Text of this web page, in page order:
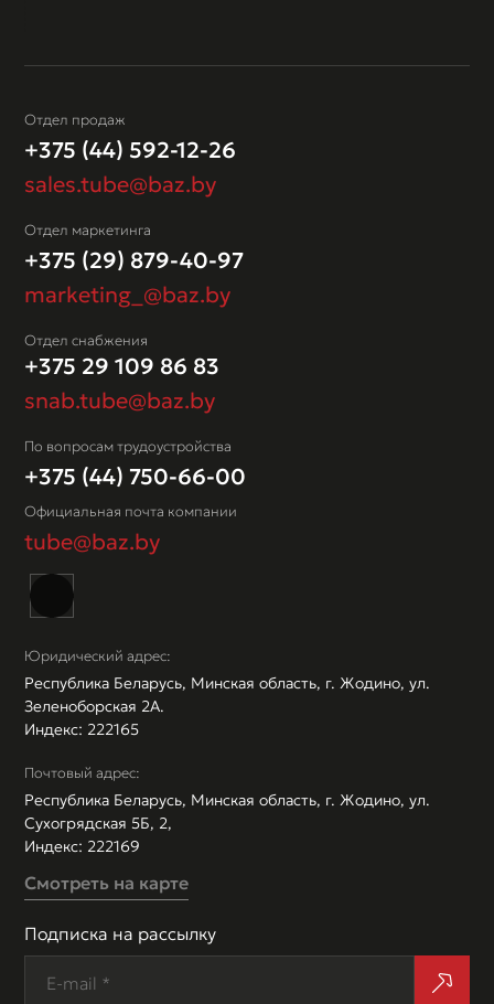
Отдел продаж
+375 (44) 592-12-26
sales.tube@baz.by
Отдел маркетинга
+375 (29) 879-40-97
marketing_@baz.by
Отдел снабжения
+375 29 109 86 83
snab.tube@baz.by
По вопросам трудоустройства
+375 (44) 750-66-00
Официальная почта компании
tube@baz.by
Юридический адрес:
Республика Беларусь, Минская область, г. Жодино, ул.
Зеленоборская 2А.
Индекс: 222165
Почтовый адрес:
Республика Беларусь, Минская область, г. Жодино, ул.
Сухогрядская 5Б, 2,
Индекс: 222169
Смотреть на карте
Подписка на рассылку